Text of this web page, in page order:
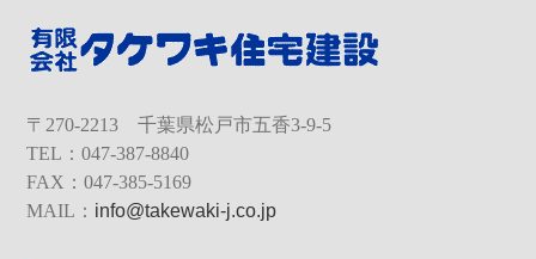
〒270-2213 千葉県松戸市五香3-9-5
TEL：047-387-8840
FAX：047-385-5169
MAIL： info@takewaki-j.co.jp